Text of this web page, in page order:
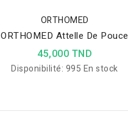
ORTHOMED
ORTHOMED Attelle De Pouce
45,000 TND
Disponibilité: 995 En stock